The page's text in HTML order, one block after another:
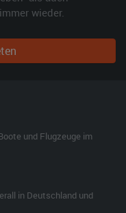
wieder.
und Flugzeuge im
in Deutschland und